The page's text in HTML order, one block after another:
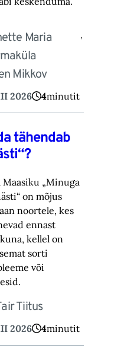
Maria
,
Mikkov
2026 4minutit
tähendab
Maasiku „Minuga
on mõjus
noortele, kes
ennast
‎kellel on
sorti
või
Tiitus
2026 4minutit